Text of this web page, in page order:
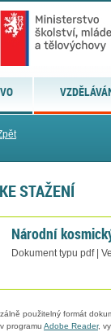
STAŽENÍ
Národní
Dokument typu pdf |
použitelný formát
programu Adobe Reader,